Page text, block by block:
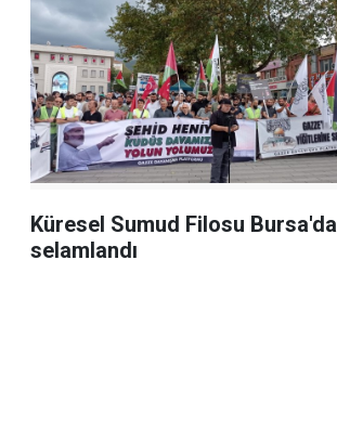
Küresel Sumud Filosu Bursa'da
selamlandı